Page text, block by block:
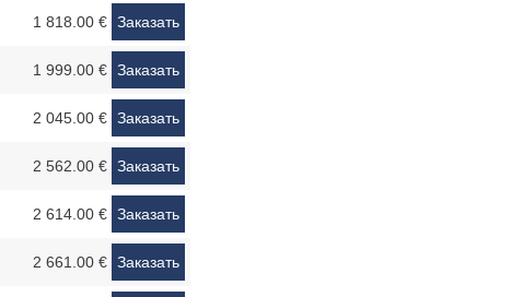
1 818.00 € Заказать
1 999.00 € Заказать
2 045.00 € Заказать
2 562.00 € Заказать
2 614.00 € Заказать
2 661.00 € Заказать